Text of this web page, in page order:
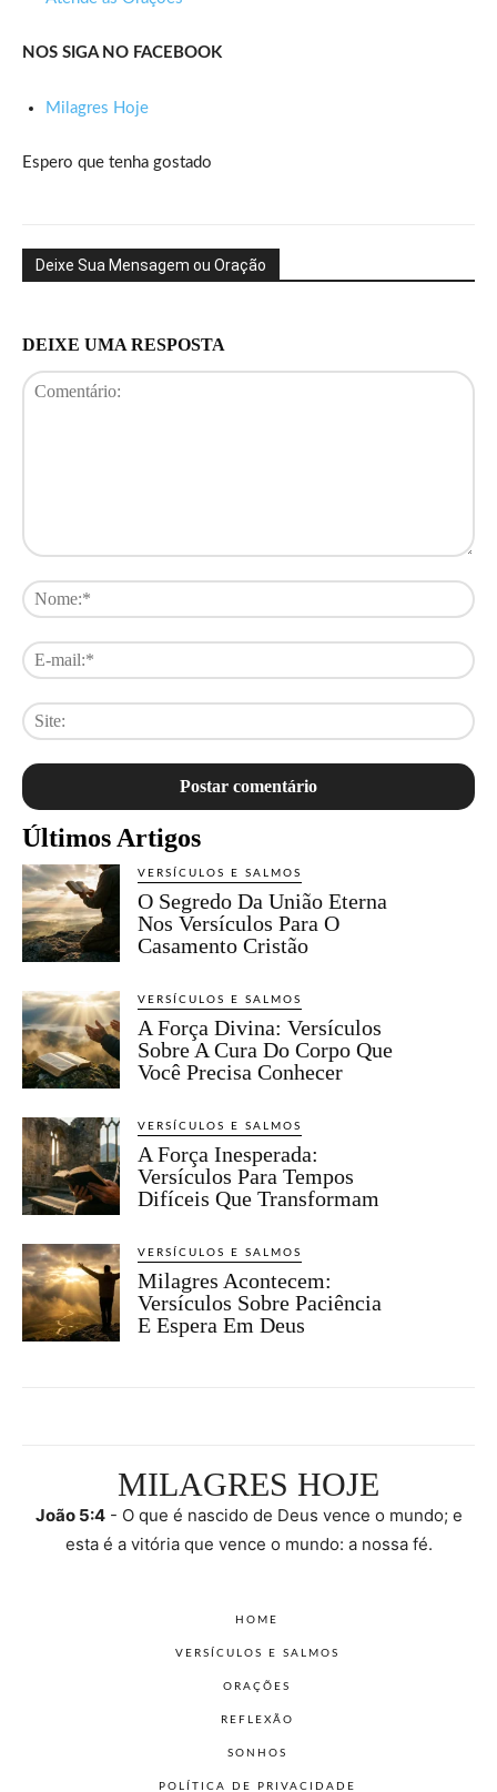
NOS SIGA NO FACEBOOK
Milagres Hoje
Espero que tenha gostado
Deixe Sua Mensagem ou Oração
DEIXE UMA RESPOSTA
Últimos Artigos
VERSÍCULOS E SALMOS
O Segredo Da União Eterna
Nos Versículos Para O
Casamento Cristão
VERSÍCULOS E SALMOS
A Força Divina: Versículos
Sobre A Cura Do Corpo Que
Você Precisa Conhecer
VERSÍCULOS E SALMOS
A Força Inesperada:
Versículos Para Tempos
Difíceis Que Transformam
VERSÍCULOS E SALMOS
Milagres Acontecem:
Versículos Sobre Paciência
E Espera Em Deus
MILAGRES HOJE
João 5:4- O que é nascido de Deus vence o mundo; e
esta é a vitória que vence o mundo: a nossa fé.
HOME
VERSÍCULOS E SALMOS
ORAÇÕES
REFLEXÃO
SONHOS
POLÍTICA DE PRIVACIDADE